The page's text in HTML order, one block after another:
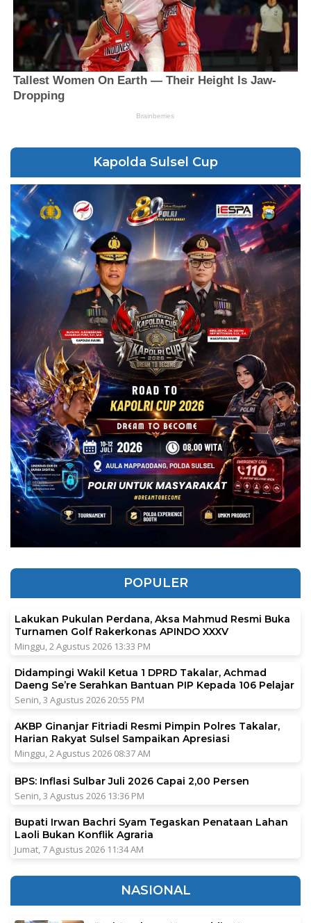
Kapolda Sulsel Cup
POPULER
Lakukan Pukulan Perdana, Aksa Mahmud Resmi Buka
Turnamen Golf Rakerkonas APINDO XXXV
Minggu, 2 Agustus 2026 13:33 PM
Didampingi Wakil Ketua 1 DPRD Takalar, Achmad
Daeng Se’re Serahkan Bantuan PIP Kepada 106 Pelajar
Senin, 3 Agustus 2026 20:55 PM
AKBP Ginanjar Fitriadi Resmi Pimpin Polres Takalar,
Harian Rakyat Sulsel Sampaikan Apresiasi
Minggu, 2 Agustus 2026 08:37 AM
BPS: Inflasi Sulbar Juli 2026 Capai 2,00 Persen
Senin, 3 Agustus 2026 13:36 PM
Bupati Irwan Bachri Syam Tegaskan Penataan Lahan
Laoli Bukan Konflik Agraria
Jumat, 7 Agustus 2026 11:34 AM
NASIONAL